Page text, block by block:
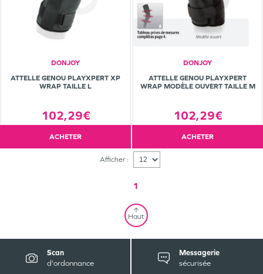
DONJOY
ATTELLE GENOU PLAYXPERT XP
WRAP TAILLE L
102,29€
ACHETER
DONJOY
ATTELLE GENOU PLAYXPERT
WRAP MODÈLE OUVERT TAILLE M
102,29€
ACHETER
Afficher :
1
Haut
Scan
d'ordonnance
Messagerie
sécurisée